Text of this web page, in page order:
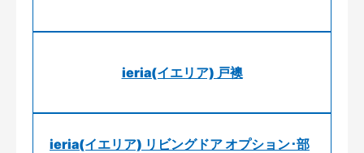
ieria(イエリア) 戸襖
ieria(イエリア) リビングドア オプション･部